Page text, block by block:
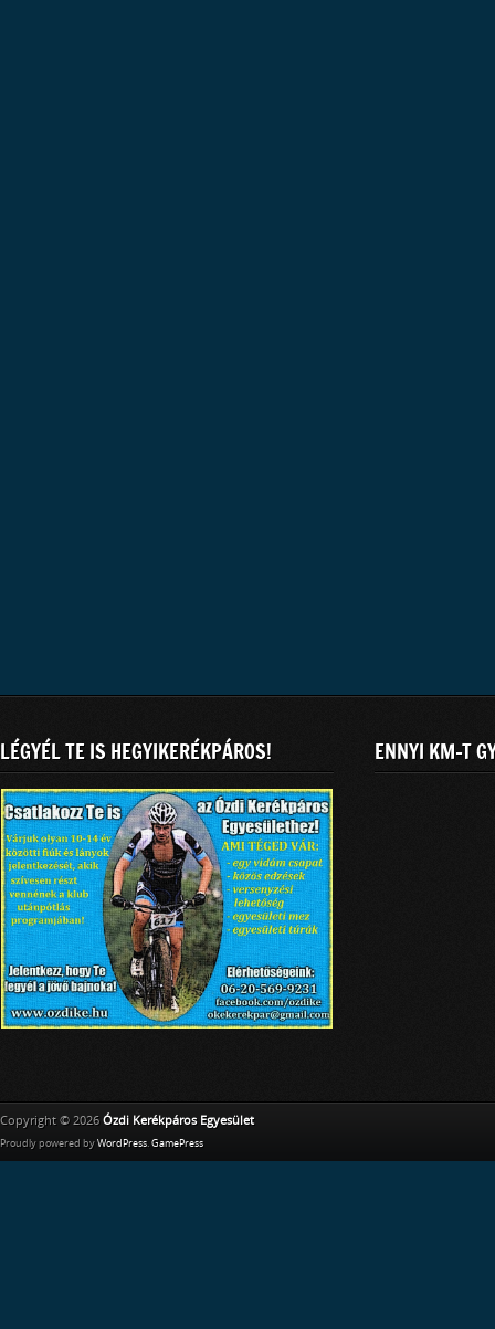
LÉGYÉL TE IS HEGYIKERÉKPÁROS! ENNYI KM-T
Copyright © 2026 Ózdi Kerékpáros Egyesület
Proudly powered by WordPress. GamePress